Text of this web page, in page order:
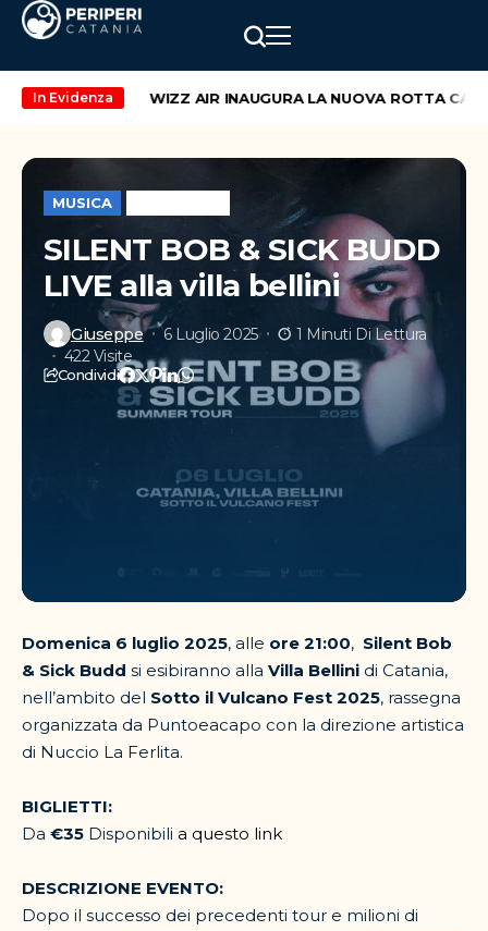
In Evidenza
di maggio WIZZ AIR INAUGURA LA NUOVA ROTTA
MUSICA
SILENT BOB & SICK BUDD
LIVE alla villa bellini
Giuseppe 6 Luglio 2025
1 Minuti Di Lettura
422 Visite
Condividi
Domenica 6 luglio 2025, alle ore 21:00, Silent Bob
& Sick Budd si esibiranno alla Villa Bellini di Catania,
nell’ambito del Sotto il Vulcano Fest 2025, rassegna
organizzata da Puntoeacapo con la direzione artistica
di Nuccio La Ferlita.
BIGLIETTI:
Da €35 Disponibili a questo link
DESCRIZIONE EVENTO:
Dopo il successo dei precedenti tour e milioni di